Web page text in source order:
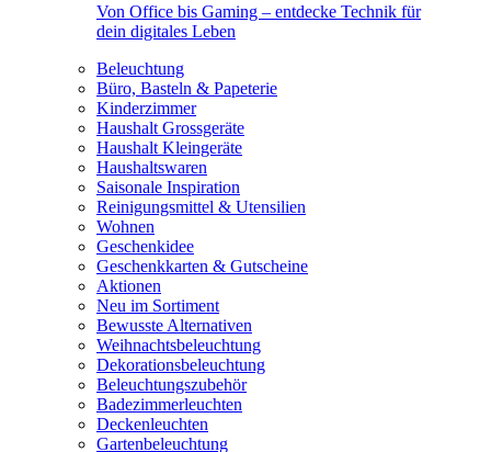
Von Office bis Gaming – entdecke Technik für
dein digitales Leben
Beleuchtung
Büro, Basteln & Papeterie
Kinderzimmer
Haushalt Grossgeräte
Haushalt Kleingeräte
Haushaltswaren
Saisonale Inspiration
Reinigungsmittel & Utensilien
Wohnen
Geschenkidee
Geschenkkarten & Gutscheine
Aktionen
Neu im Sortiment
Bewusste Alternativen
Weihnachtsbeleuchtung
Dekorationsbeleuchtung
Beleuchtungszubehör
Badezimmerleuchten
Deckenleuchten
Gartenbeleuchtung